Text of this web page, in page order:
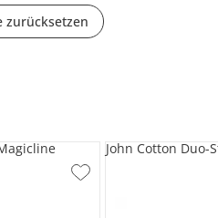
zurücksetzen
John Cotton Duo-